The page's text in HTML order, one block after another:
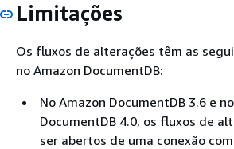
Limitações
Os fluxos de alterações têm as
no Amazon DocumentDB:
No Amazon DocumentDB 3.6 e
DocumentDB 4.0, os fluxos de
ser abertos de uma conexão